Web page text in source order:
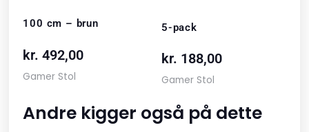
100 cm – brun
kr. 492,00
Gamer Stol
5-pack
kr. 188,00
Gamer Stol
Andre kigger også på dette